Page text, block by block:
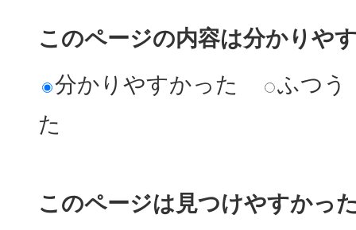
このページの内容は分かりや
分かりやすかった
ふつう
た
このページは見つけやすかっ